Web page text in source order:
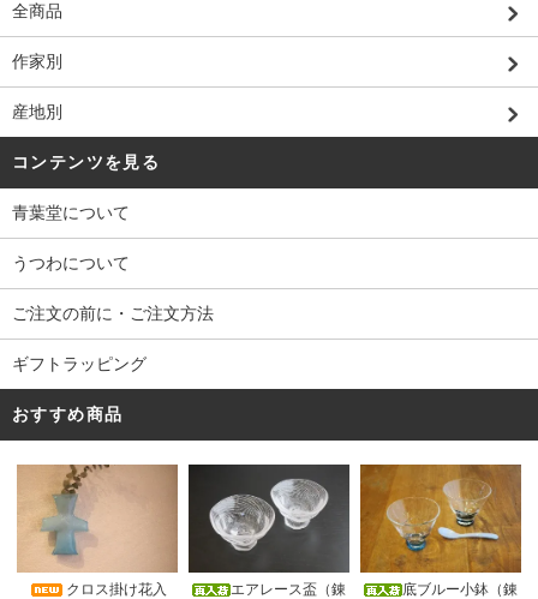
全商品
作家別
産地別
コンテンツを見る
青葉堂について
うつわについて
ご注文の前に・ご注文方法
ギフトラッピング
おすすめ商品
クロス掛け花入
エアレース盃（錬
底ブルー小鉢（錬